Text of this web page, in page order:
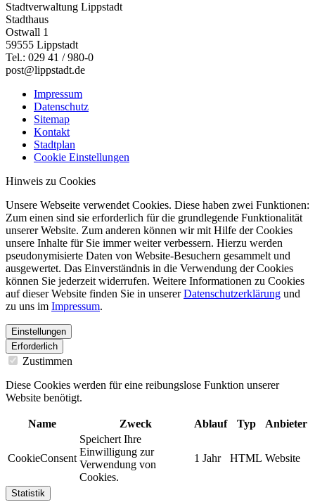
Stadtverwaltung Lippstadt
Stadthaus
Ostwall 1
59555 Lippstadt
Tel.: 029 41 / 980-0
post@lippstadt.de
Impressum
Datenschutz
Sitemap
Kontakt
Stadtplan
Cookie Einstellungen
Hinweis zu Cookies
Unsere Webseite verwendet Cookies. Diese haben zwei Funktionen:
Zum einen sind sie erforderlich für die grundlegende Funktionalität
unserer Website. Zum anderen können wir mit Hilfe der Cookies
unsere Inhalte für Sie immer weiter verbessern. Hierzu werden
pseudonymisierte Daten von Website-Besuchern gesammelt und
ausgewertet. Das Einverständnis in die Verwendung der Cookies
können Sie jederzeit widerrufen. Weitere Informationen zu Cookies
auf dieser Website finden Sie in unsererDatenschutzerklärung und
zu uns im Impressum.
Einstellungen
Erforderlich
Zustimmen
Diese Cookies werden für eine reibungslose Funktion unserer
Website benötigt.
Name Zweck Ablauf Typ Anbieter
CookieConsent
Speichert Ihre
Einwilligung zur
Verwendung von
Cookies.
1 Jahr HTML Website
Statistik